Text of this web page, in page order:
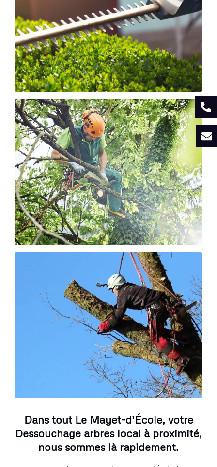
Dans tout Le Mayet-d’École, votre
Dessouchage arbres local à proximité,
nous sommes là rapidement.